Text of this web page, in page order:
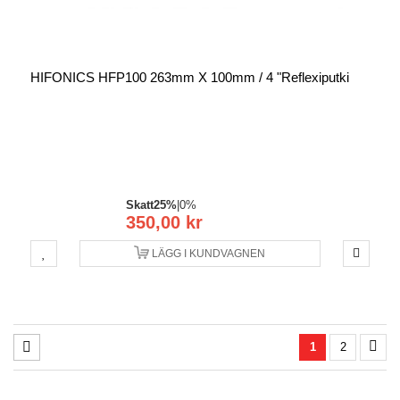
HIFONICS HFP100 263mm X 100mm / 4 "Reflexiputki
350,00 kr
Skatt25%| 0%
LÄGG I KUNDVAGNEN
1 2